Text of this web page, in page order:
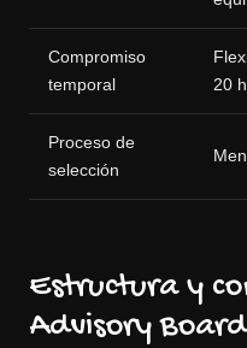
Compromiso
temporal
20
Proceso de
selección
Estructura y
Advisory Board